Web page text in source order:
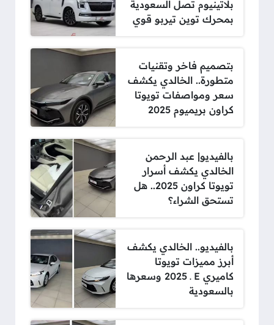
بلاتينيوم تصل السعودية
بمحرك توين تيربو قوي
بتصميم فاخر وتقنيات
متطورة.. الخالدي يكشف
سعر ومواصفات تويوتا
كراون بريميوم 2025
بالفيديو| عبد الرحمن
الخالدي يكشف أسرار
تويوتا كراون 2025.. هل
تستحق الشراء؟
بالفيديو.. الخالدي يكشف
أبرز مميزات تويوتا
كاميري E ـ 2025 وسعرها
بالسعودية